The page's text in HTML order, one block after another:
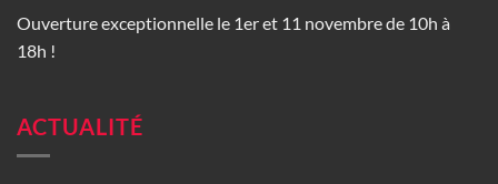
Ouverture exceptionnelle le 1er et 11 novembre de 10h à
18h !
ACTUALITÉ